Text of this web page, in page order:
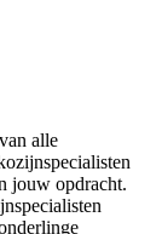
alle
jouw opdracht.